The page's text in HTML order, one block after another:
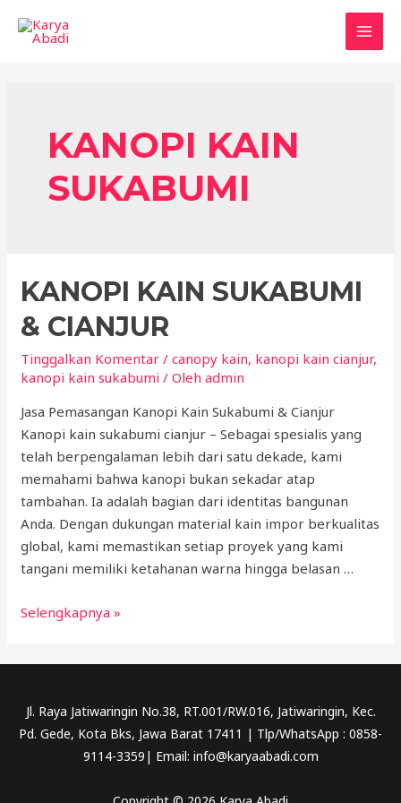
KANOPI KAIN
SUKABUMI
KANOPI KAIN SUKABUMI
& CIANJUR
Tinggalkan Komentar /canopy kain, kanopi kain cianjur,
kanopi kain sukabumi / Olehadmin
Jasa Pemasangan Kanopi Kain Sukabumi & Cianjur
Kanopi kain sukabumi cianjur – Sebagai spesialis yang
telah berpengalaman lebih dari satu dekade, kami
memahami bahwa kanopi bukan sekadar atap
tambahan. Ia adalah bagian dari identitas bangunan
Anda. Dengan dukungan material kain impor berkualitas
global, kami memastikan setiap proyek yang kami
tangani memiliki ketahanan warna hingga belasan …
KANOPI
Selengkapnya »
Jl. Raya Jatiwaringin No.38, RT.001/RW.016, Jatiwaringin, Kec.
Pd. Gede, Kota Bks, Jawa Barat 17411 | Tlp/WhatsApp : 0858-
9114-3359| Email: info@karyaabadi.com